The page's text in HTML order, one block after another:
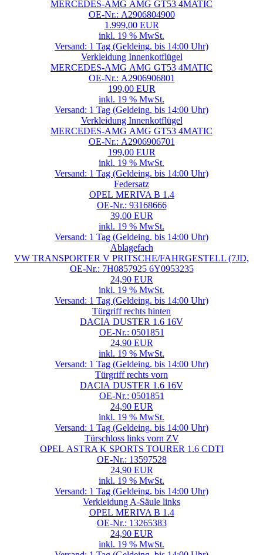
MERCEDES-AMG AMG GT53 4MATIC
OE-Nr.: A2906804900
1.999,00 EUR
inkl. 19 % MwSt.
Versand: 1 Tag (Geldeing. bis 14:00 Uhr)
Verkleidung Innenkotflügel
MERCEDES-AMG AMG GT53 4MATIC
OE-Nr.: A2906906801
199,00 EUR
inkl. 19 % MwSt.
Versand: 1 Tag (Geldeing. bis 14:00 Uhr)
Verkleidung Innenkotflügel
MERCEDES-AMG AMG GT53 4MATIC
OE-Nr.: A2906906701
199,00 EUR
inkl. 19 % MwSt.
Versand: 1 Tag (Geldeing. bis 14:00 Uhr)
Federsatz
OPEL MERIVA B 1.4
OE-Nr.: 93168666
39,00 EUR
inkl. 19 % MwSt.
Versand: 1 Tag (Geldeing. bis 14:00 Uhr)
Ablagefach
VW TRANSPORTER V PRITSCHE/FAHRGESTELL (7JD,
OE-Nr.: 7H0857925 6Y0953235
24,90 EUR
inkl. 19 % MwSt.
Versand: 1 Tag (Geldeing. bis 14:00 Uhr)
Türgriff rechts hinten
DACIA DUSTER 1.6 16V
OE-Nr.: 0501851
24,90 EUR
inkl. 19 % MwSt.
Versand: 1 Tag (Geldeing. bis 14:00 Uhr)
Türgriff rechts vorn
DACIA DUSTER 1.6 16V
OE-Nr.: 0501851
24,90 EUR
inkl. 19 % MwSt.
Versand: 1 Tag (Geldeing. bis 14:00 Uhr)
Türschloss links vorn ZV
OPEL ASTRA K SPORTS TOURER 1.6 CDTI
OE-Nr.: 13597528
24,90 EUR
inkl. 19 % MwSt.
Versand: 1 Tag (Geldeing. bis 14:00 Uhr)
Verkleidung A-Säule links
OPEL MERIVA B 1.4
OE-Nr.: 13265383
24,90 EUR
inkl. 19 % MwSt.